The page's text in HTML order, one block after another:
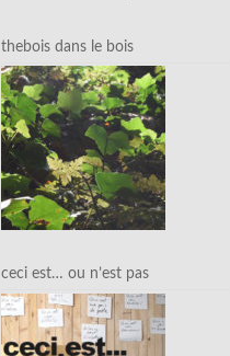
thebois dans le bois
ceci est… ou n’est pas